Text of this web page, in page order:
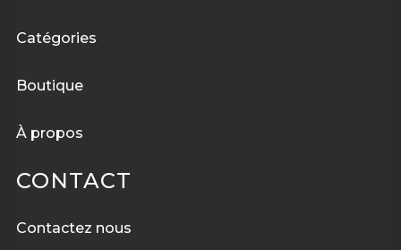
Catégories
Boutique
À propos
CONTACT
Contactez nous